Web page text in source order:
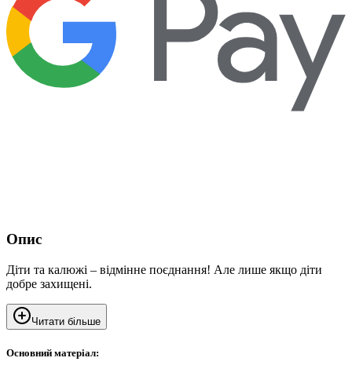
Опис
Діти та калюжі – відмінне поєднання! Але лише якщо діти
добре захищені.
Читати більше
Основний матеріал: